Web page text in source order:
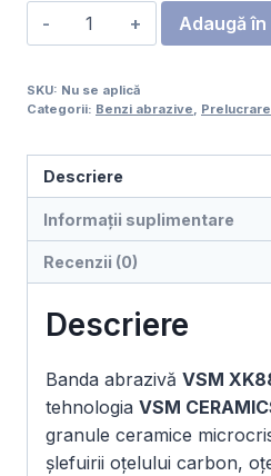
Cantitate
Bandă
ceramică
VSM
XK880Y
×
520
pentru
|
Set
18
buc.
Adaugă în
SKU: Nu se aplică
Categorii: Benzi abrazive,
Descriere
Informații suplimentare
Recenzii (0)
Descriere
Banda abrazivă VSM
tehnologia VSM
granule ceramice
șlefuirii oțelului carbon,